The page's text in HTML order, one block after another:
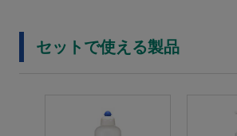
セットで使える製品